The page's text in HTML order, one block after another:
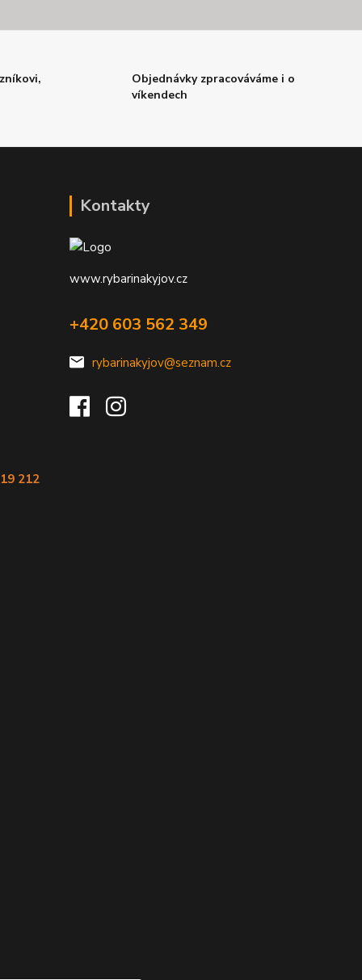
Objednávky zpracováváme i o
víkendech
212
Kontakty
www.rybarinakyjov.cz
+420 603 562 349
rybarinakyjov@seznam.cz